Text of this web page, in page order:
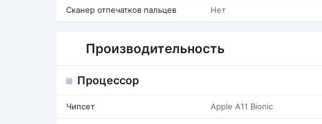
Сканер отпечатков пальцев Нет
Производительность
Процессор
Чипсет Apple A11 Bionic